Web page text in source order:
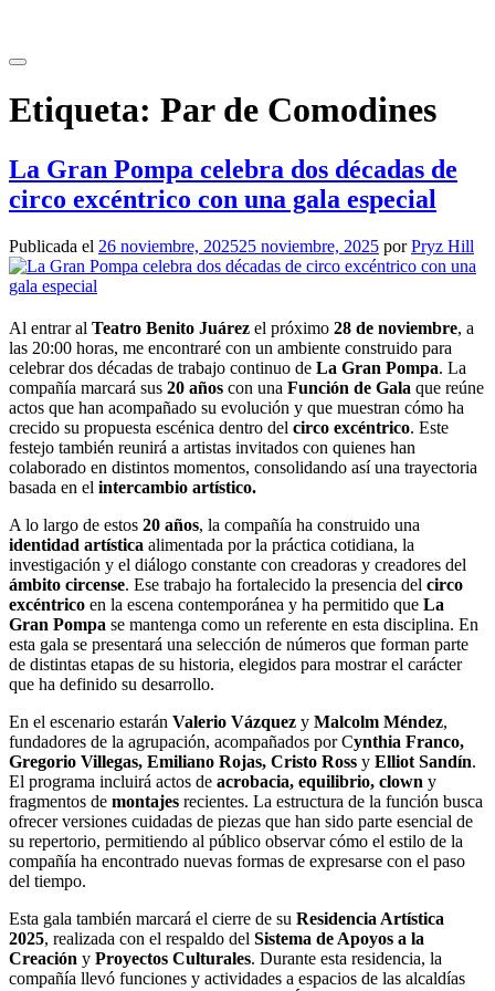
contenido
Etiqueta: Par de Comodines
La Gran Pompa celebra dos décadas de
circo excéntrico con una gala especial
Publicada el 26 noviembre, 202525 noviembre, 2025 porPryz Hill
Al entrar al Teatro Benito Juárez el próximo 28 de noviembre, a
las 20:00 horas, me encontraré con un ambiente construido para
celebrar dos décadas de trabajo continuo de La Gran Pompa. La
compañía marcará sus 20 años con una Función de Gala que reúne
actos que han acompañado su evolución y que muestran cómo ha
crecido su propuesta escénica dentro del circo excéntrico. Este
festejo también reunirá a artistas invitados con quienes han
colaborado en distintos momentos, consolidando así una trayectoria
basada en el intercambio artístico.
A lo largo de estos 20 años, la compañía ha construido una
identidad artística alimentada por la práctica cotidiana, la
investigación y el diálogo constante con creadoras y creadores del
ámbito circense. Ese trabajo ha fortalecido la presencia del circo
excéntrico en la escena contemporánea y ha permitido que La
Gran Pompa se mantenga como un referente en esta disciplina. En
esta gala se presentará una selección de números que forman parte
de distintas etapas de su historia, elegidos para mostrar el carácter
que ha definido su desarrollo.
En el escenario estarán Valerio Vázquez y Malcolm Méndez,
fundadores de la agrupación, acompañados por Cynthia Franco,
Gregorio Villegas, Emiliano Rojas, Cristo Ross y Elliot Sandín.
El programa incluirá actos de acrobacia, equilibrio, clown y
fragmentos de montajes recientes. La estructura de la función busca
ofrecer versiones cuidadas de piezas que han sido parte esencial de
su repertorio, permitiendo al público observar cómo el estilo de la
compañía ha encontrado nuevas formas de expresarse con el paso
del tiempo.
Esta gala también marcará el cierre de su Residencia Artística
2025, realizada con el respaldo del Sistema de Apoyos a la
Creación y Proyectos Culturales. Durante esta residencia, la
compañía llevó funciones y actividades a espacios de las alcaldías